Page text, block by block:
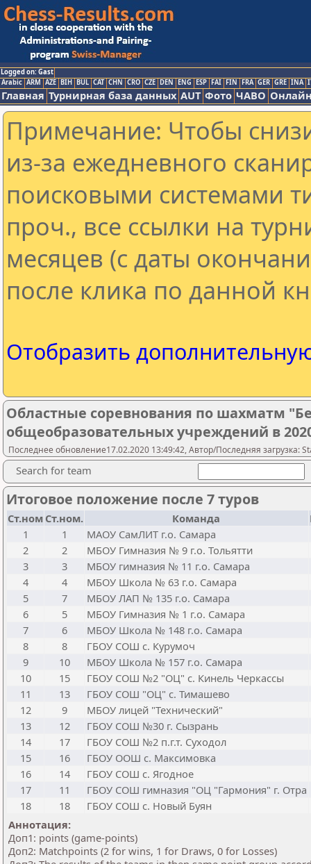
Logged on: Gast
Arabic ARM AZE BIH BUL CAT CHN CRO CZE DEN ENG ESP FAI FIN FRA GER GRE INA
Главная Турнирная база данных AUT Фото ЧАВО
Примечание: Чтобы
из-за ежедневного
поисковыми системами
проч., все ссылки на
месяцев (с даты
после клика по данной
Отобразить
Областные соревнования по шахматм
общеобразовательных учреждений в
Последнее обновление17.02.2020 13:49:42, Автор/Последняя загрузка:
Search for team
Итоговое положение после 7 туров
Ст.ном Ст.ном. Команда
1
1
МАОУ СамЛИТ г.о. Самара
2
2
МБОУ Гимназия № 9 г.о. Тольятти
3
3
МБОУ гимназия № 11 г.о. Самара
4
4
МБОУ Школа № 63 г.о. Самара
5
7
МБОУ ЛАП № 135 г.о. Самара
6
5
МБОУ Гимназия № 1 г.о. Самара
7
6
МБОУ Школа № 148 г.о. Самара
8
8
ГБОУ СОШ с. Курумоч
9
10
МБОУ Школа № 157 г.о. Самара
10
15
ГБОУ СОШ №2 "ОЦ" с. Кинель Черкассы
11
13
ГБОУ СОШ "ОЦ" с. Тимашево
12
9
МБОУ лицей "Технический"
13
12
ГБОУ СОШ №30 г. Сызрань
14
17
ГБОУ СОШ №2 п.г.т. Суходол
15
16
ГБОУ ООШ с. Максимовка
16
14
ГБОУ СОШ с. Ягодное
17
11
ГБОУ СОШ гимназия "ОЦ "Гармония" г. Отра
18
18
ГБОУ СОШ с. Новый Буян
Аннотация:
Доп1: points (game-points)
Доп2: Matchpoints (2 for wins, 1 for Draws, 0 for Losses)